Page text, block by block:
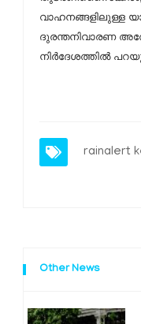
വാഹനങ്ങളിലുള്ള
ദുരന്തനിവാരണ
നിര്‍ദേശത്തില്‍
rainalert
Other News
NEWSDESK